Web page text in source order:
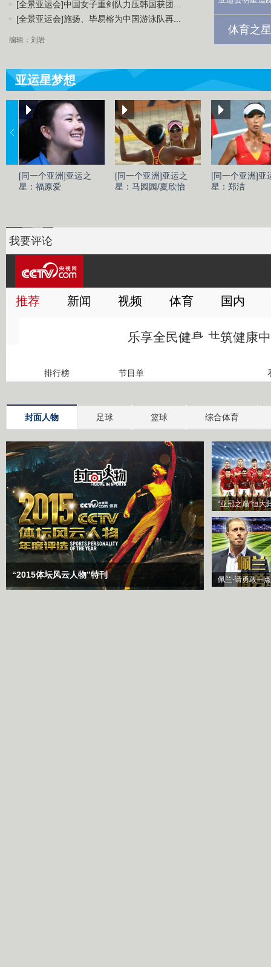
[全景亚运会]中国女子重剑队力压韩国获团...
[全景亚运会]施扬、毕易榕为中国游泳队再...
编辑：刘岩
体育之
亚运星梦想
[同一个亚洲]亚运之
星：福原爱
[同一个亚洲]亚运之
星：马园园/夏欣怡
[同一个亚洲]亚
星：郑洁
我要评论
封面人物 足球 篮球 综合体育
“2015体坛风云人物”特刊
“亚冠之巅”恒大
佩兰-请勇敢一点